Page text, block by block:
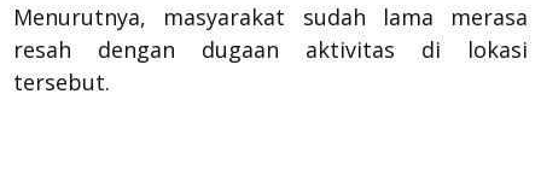
Menurutnya, masyarakat sudah lama merasa
resah dengan dugaan aktivitas di lokasi
tersebut.